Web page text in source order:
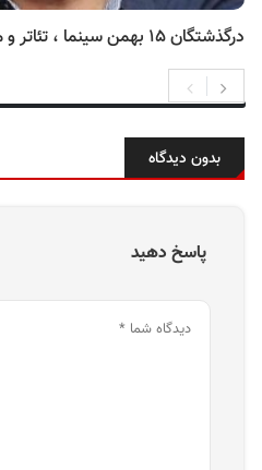
درگذشتگان ۱۵ بهمن سینما ، تئاتر و موسیقی؛ حسن جوهرچی
بدون دیدگاه
پاسخ دهید